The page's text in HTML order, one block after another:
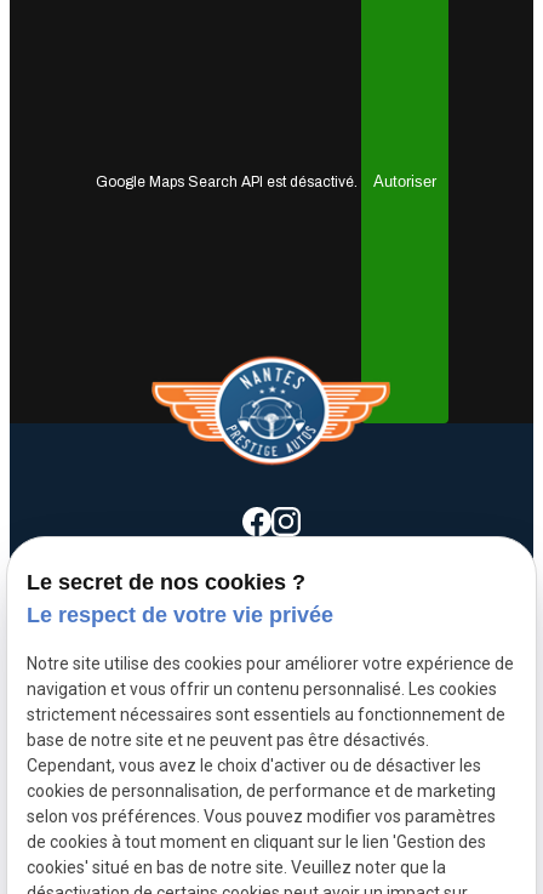
Google Maps Search API est désactivé. Autoriser
call 02 40 50 64 08
pin_drop 3 Bis rue de la Baudinière
44470 Thouaré-sur-Loire
schedule Lundi - Vendredi :
09h00 - 12h00 | 14h00 - 18h30
Mentions
légales
Politique de
confidentialité
Plan du
site
Gestion
Le secret de nos cookies ?
Le respect de votre vie privée
Notre site utilise des cookies pour améliorer votre expérience de
navigation et vous offrir un contenu personnalisé. Les cookies
strictement nécessaires sont essentiels au fonctionnement de
base de notre site et ne peuvent pas être désactivés.
Cependant, vous avez le choix d'activer ou de désactiver les
cookies de personnalisation, de performance et de marketing
selon vos préférences. Vous pouvez modifier vos paramètres
de cookies à tout moment en cliquant sur le lien 'Gestion des
cookies' situé en bas de notre site. Veuillez noter que la